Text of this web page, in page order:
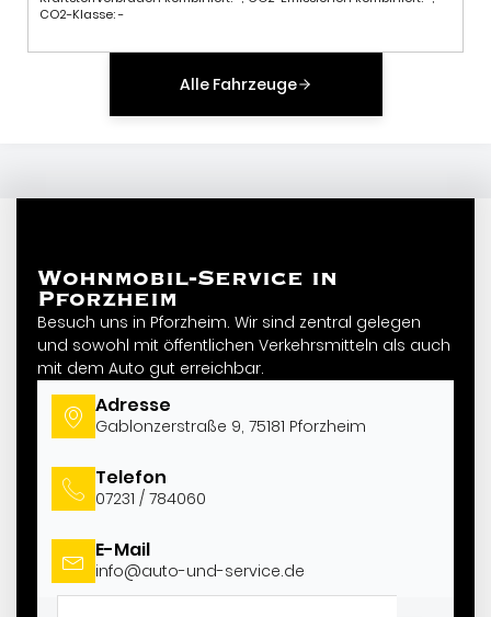
CO2-Klasse: -
Alle Fahrzeuge
Wohnmobil-Service in
Pforzheim
Besuch uns in Pforzheim. Wir sind zentral gelegen
und sowohl mit öffentlichen Verkehrsmitteln als auch
mit dem Auto gut erreichbar.
Adresse
Gablonzerstraße 9, 75181 Pforzheim
Telefon
07231 / 784060
E-Mail
info@auto-und-service.de